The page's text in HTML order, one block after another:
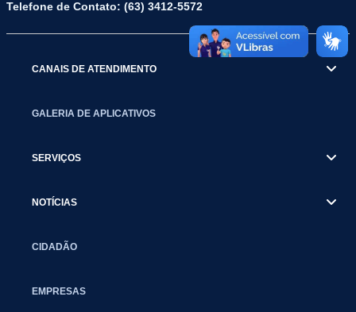
Telefone de Contato: (63) 3412-5572
CANAIS DE ATENDIMENTO
GALERIA DE APLICATIVOS
SERVIÇOS
NOTÍCIAS
CIDADÃO
EMPRESAS